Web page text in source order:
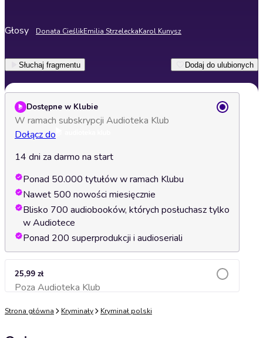
Głosy Donata CieślikEmilia StrzeleckaKarol Kunysz
Słuchaj fragmentu Dodaj do ulubionych
Dostępne w Klubie
W ramach subskrypcji Audioteka Klub
Dołącz do
14 dni za darmo na start
Ponad 50.000 tytułów w ramach Klubu
Nawet 500 nowości miesięcznie
Blisko 700 audiobooków, których posłuchasz tylko
w Audiotece
Ponad 200 superprodukcji i audioseriali
25,99 zł
Poza Audioteka KlubDodaj do koszyka
Strona główna Kryminały Kryminał polski